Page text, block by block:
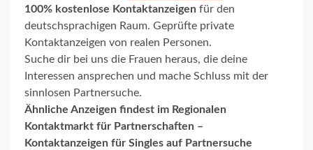
100% kostenlose Kontaktanzeigen für den
deutschsprachigen Raum. Geprüfte private
Kontaktanzeigen von realen Personen.
Suche dir bei uns die Frauen heraus, die deine
Interessen ansprechen und mache Schluss mit der
sinnlosen Partnersuche.
Ähnliche Anzeigen findest im Regionalen
Kontaktmarkt für Partnerschaften –
Kontaktanzeigen für Singles auf Partnersuche